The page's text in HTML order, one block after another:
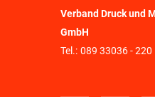
Verband Druck und
GmbH
Tel.: 089 33036 - 220